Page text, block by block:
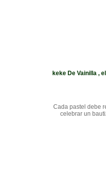
keke De Vainilla ,
Cada pastel debe
celebrar un